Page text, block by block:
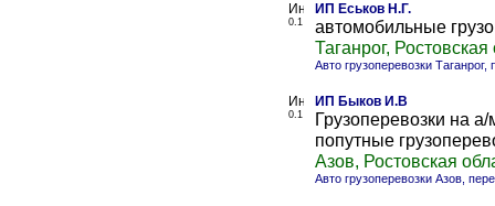
0.1
ИП Еськов Н.Г.
автомобильные
Таганрог, Ростовская
Авто грузоперевозки Таганрог,
0.1
ИП Быков И.В
Грузоперевозки на
попутные
Азов, Ростовская
Авто грузоперевозки Азов,